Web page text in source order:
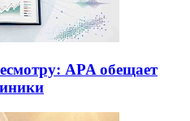
APA обещает